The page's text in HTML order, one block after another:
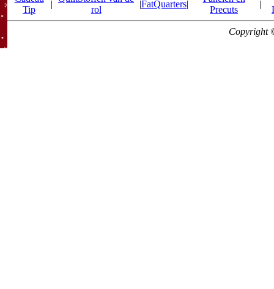
Tip
|
rol
|FatQuarters|
Precuts
|
Copyright